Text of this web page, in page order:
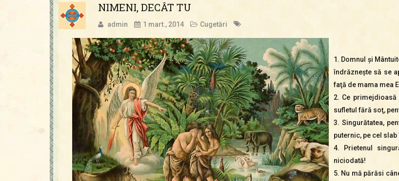
NIMENI, DECÂT TU
admin 1 mart., 2014 Cugetări
1. Domnul şi
îndrăzneşte să se
faţă de mama mea
2. Ce primejdioasă
sufletul fără soţ,
3. Singurătatea,
puternic, pe cel
4. Prietenul
niciodată!
5. Nu mă părăsi